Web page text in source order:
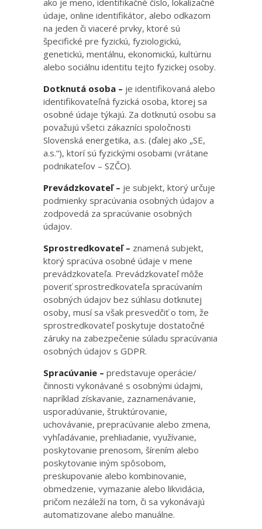
údaje, online identifikátor, alebo odkazom
na jeden či viaceré prvky, ktoré sú
špecifické pre fyzickú, fyziologickú,
genetickú, mentálnu, ekonomickú, kultúrnu
alebo sociálnu identitu tejto fyzickej osoby.
Dotknutá osoba – je identifikovaná alebo
identifikovateľná fyzická osoba, ktorej sa
osobné údaje týkajú. Za dotknutú osobu sa
považujú všetci zákazníci spoločnosti
Slovenská energetika, a.s. (ďalej ako „SE,
a.s.“), ktorí sú fyzickými osobami (vrátane
podnikateľov – SZČO).
Prevádzkovateľ – je subjekt, ktorý určuje
podmienky spracúvania osobných údajov a
zodpovedá za spracúvanie osobných
údajov.
Sprostredkovateľ – znamená subjekt,
ktorý spracúva osobné údaje v mene
prevádzkovateľa. Prevádzkovateľ môže
poveriť sprostredkovateľa spracúvaním
osobných údajov bez súhlasu dotknutej
osoby, musí sa však presvedčiť o tom, že
sprostredkovateľ poskytuje dostatočné
záruky na zabezpečenie súladu spracúvania
osobných údajov s GDPR.
Spracúvanie – predstavuje operácie/
činnosti vykonávané s osobnými údajmi,
napríklad získavanie, zaznamenávanie,
usporadúvanie, štruktúrovanie,
uchovávanie, prepracúvanie alebo zmena,
vyhľadávanie, prehliadanie, využívanie,
poskytovanie prenosom, šírením alebo
poskytovanie iným spôsobom,
preskupovanie alebo kombinovanie,
obmedzenie, vymazanie alebo likvidácia,
pričom nezáleží na tom, či sa vykonávajú
automatizovane alebo manuálne.